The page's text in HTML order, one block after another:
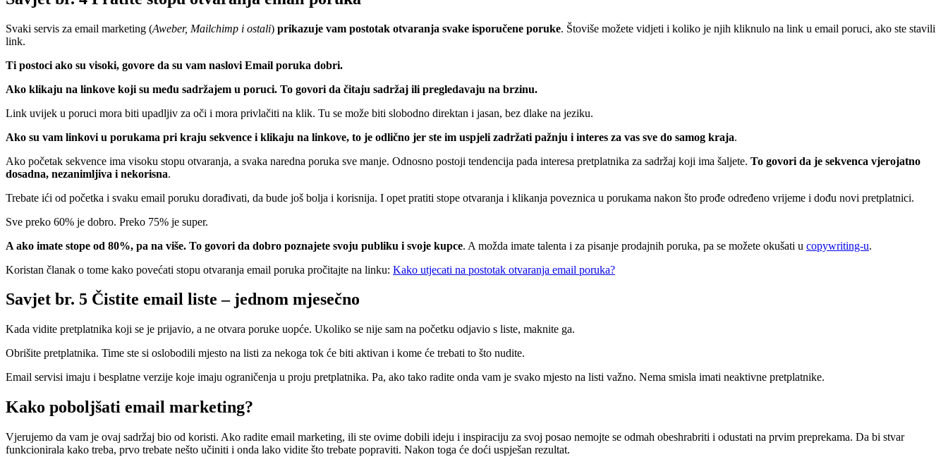
Svaki servis za email marketing (Aweber, Mailchimp i ostali) prikazuje vam postotak otvaranja svake isporučene poruke. Štoviše možete vidjeti i koliko je njih kliknulo na link u email poruci, ako ste stavili
link.
Ti postoci ako su visoki, govore da su vam naslovi Email poruka dobri.
Ako klikaju na linkove koji su među sadržajem u poruci. To govori da čitaju sadržaj ili pregledavaju na brzinu.
Link uvijek u poruci mora biti upadljiv za oči i mora privlačiti na klik. Tu se može biti slobodno direktan i jasan, bez dlake na jeziku.
Ako su vam linkovi u porukama pri kraju sekvence i klikaju na linkove, to je odlično jer ste im uspjeli zadržati pažnju i interes za vas sve do samog kraja.
Ako početak sekvence ima visoku stopu otvaranja, a svaka naredna poruka sve manje. Odnosno postoji tendencija pada interesa pretplatnika za sadržaj koji ima šaljete. To govori da je sekvenca vjerojatno
dosadna, nezanimljiva i nekorisna.
Trebate ići od početka i svaku email poruku dorađivati, da bude još bolja i korisnija. I opet pratiti stope otvaranja i klikanja poveznica u porukama nakon što prođe određeno vrijeme i dođu novi pretplatnici.
Sve preko 60% je dobro. Preko 75% je super.
A ako imate stope od 80%, pa na više. To govori da dobro poznajete svoju publiku i svoje kupce. A možda imate talenta i za pisanje prodajnih poruka, pa se možete okušati u copywriting-u.
Koristan članak o tome kako povećati stopu otvaranja email poruka pročitajte na linku: Kako utjecati na postotak otvaranja email poruka?
Savjet br. 5 Čistite email liste – jednom mjesečno
Kada vidite pretplatnika koji se je prijavio, a ne otvara poruke uopće. Ukoliko se nije sam na početku odjavio s liste, maknite ga.
Obrišite pretplatnika. Time ste si oslobodili mjesto na listi za nekoga tok će biti aktivan i kome će trebati to što nudite.
Email servisi imaju i besplatne verzije koje imaju ograničenja u proju pretplatnika. Pa, ako tako radite onda vam je svako mjesto na listi važno. Nema smisla imati neaktivne pretplatnike.
Kako poboljšati email marketing?
Vjerujemo da vam je ovaj sadržaj bio od koristi. Ako radite email marketing, ili ste ovime dobili ideju i inspiraciju za svoj posao nemojte se odmah obeshrabriti i odustati na prvim preprekama. Da bi stvar
funkcionirala kako treba, prvo trebate nešto učiniti i onda lako vidite što trebate popraviti. Nakon toga će doći uspješan rezultat.